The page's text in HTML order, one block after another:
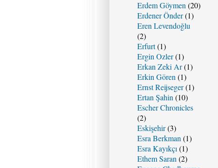
Erdem Göymen (20)
Erdener Önder(1)
Eren Levendoğlu
(2)
Erfurt(1)
Ergin Ozler(1)
Erkan Zeki Ar(1)
Erkin Gören (1)
Ernst Reijseger(1)
Ertan Şahin (10)
Escher Chronicles
(2)
Eskişehir(3)
Esra Berkman (1)
Esra Kayıkçı (1)
Ethem Saran (2)